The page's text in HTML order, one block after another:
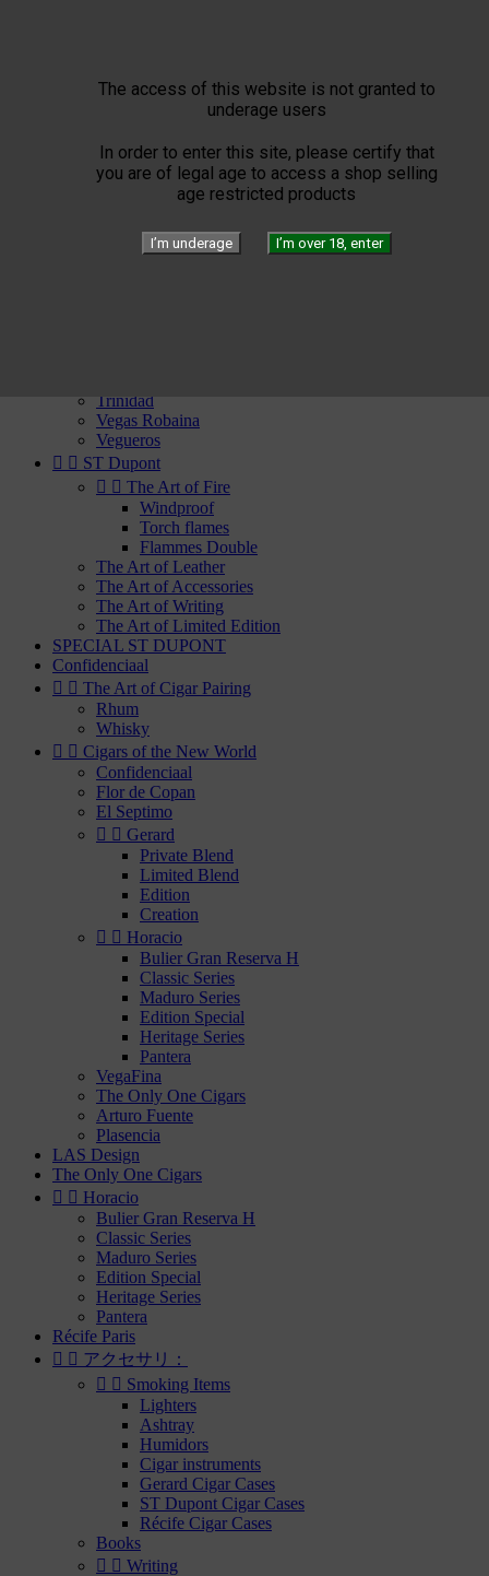
The access of this website is not granted to
underage users
In order to enter this site, please certify that
you are of legal age to access a shop selling
age restricted products
I’m underage I’m over 18, enter
Diplomaticos
H. Upmann
Jose Luis Piedra
Montecristo
Trinidad
Vegas Robaina
Vegueros
  ST Dupont
  The Art of Fire
Windproof
Torch flames
Flammes Double
The Art of Leather
The Art of Accessories
The Art of Writing
The Art of Limited Edition
SPECIAL ST DUPONT
Confidenciaal
  The Art of Cigar Pairing
Rhum
Whisky
  Cigars of the New World
Confidenciaal
Flor de Copan
El Septimo
  Gerard
Private Blend
Limited Blend
Edition
Creation
  Horacio
Bulier Gran Reserva H
Classic Series
Maduro Series
Edition Special
Heritage Series
Pantera
VegaFina
The Only One Cigars
Arturo Fuente
Plasencia
LAS Design
The Only One Cigars
  Horacio
Bulier Gran Reserva H
Classic Series
Maduro Series
Edition Special
Heritage Series
Pantera
Récife Paris
  アクセサリ：
  Smoking Items
Lighters
Ashtray
Humidors
Cigar instruments
Gerard Cigar Cases
ST Dupont Cigar Cases
Récife Cigar Cases
Books
  Writing